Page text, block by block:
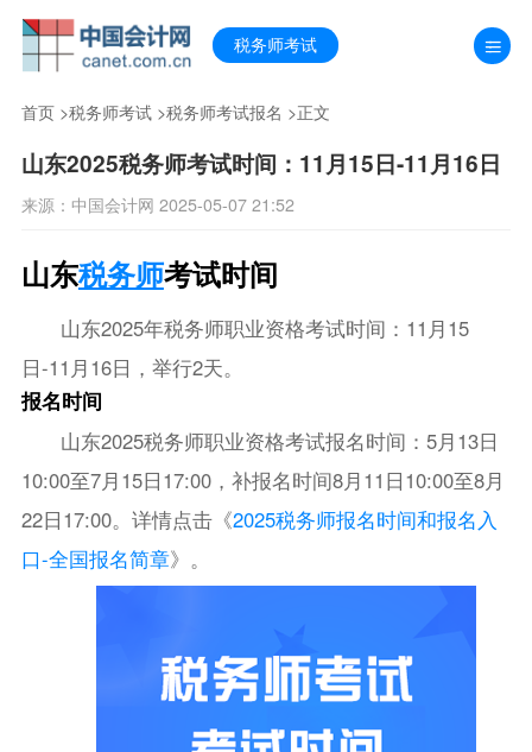
税务师考试
首页>税务师考试>税务师考试报名 >正文
山东2025税务师考试时间：11月15日-11月16日
来源：中国会计网 2025-05-07 21:52
山东税务师考试时间
山东2025年税务师职业资格考试时间：11月15
日-11月16日，举行2天。
报名时间
山东2025税务师职业资格考试报名时间：5月13日
10:00至7月15日17:00，补报名时间8月11日10:00至8月
22日17:00。详情点击《2025税务师报名时间和报名入
口-全国报名简章》。